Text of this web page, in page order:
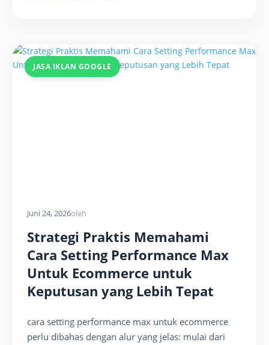
JASA IKLAN GOOGLE
Juni 24, 2026oleh
Strategi Praktis Memahami
Cara Setting Performance Max
Untuk Ecommerce untuk
Keputusan yang Lebih Tepat
cara setting performance max untuk ecommerce
perlu dibahas dengan alur yang jelas: mulai dari